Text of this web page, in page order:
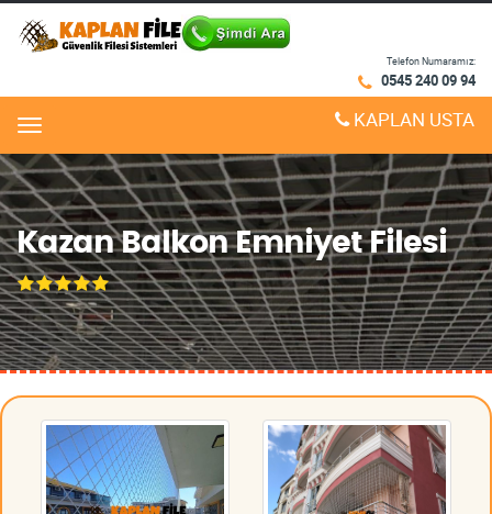
Telefon Numaramız:
0545 240 09 94
Menu KAPLAN USTA
Kazan Balkon Emniyet Filesi